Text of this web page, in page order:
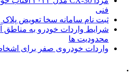
فنی
ثبت نام سامانه سخا تعویض
شرایط واردات خودرو به مناطق
محدودیت ها
واردات خودروی صفر برای
.